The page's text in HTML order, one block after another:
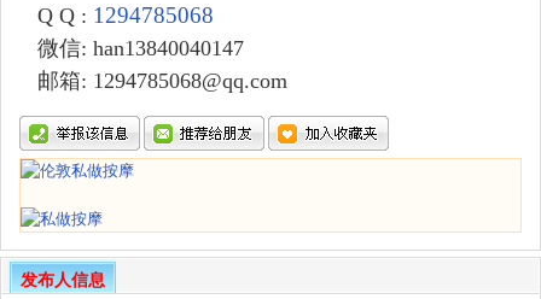
Q Q : 1294785068
微信: han13840040147
邮箱: 1294785068@qq.com
发布人信息